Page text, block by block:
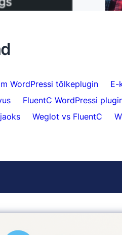
WordPressi tõlkeplugin
E-
FluentC WordPressi
Weglot vs FluentC